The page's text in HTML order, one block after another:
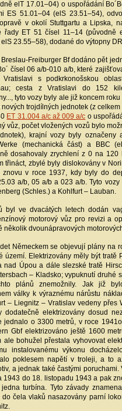
elT 17.01–04) o uspořádání
ES 51.01–04 (elS 23.51–54),
v okolí Stuttgartu a Lipska,
řady ET 51 čísel 11–14 (původně
23.55–58), dodané do výtopny
Freiburger Bf dodáno pět
čísel 06 a/b-010 a/b, které
s podkrkonošskou
cesta z Vratislavi do 152
tyto vozy byly ale již koncem
trojdílných jednotek (z
ET 31.004 a/c až 009 a/c o
vůz, počet vložených vozů bylo
krajní vozy byly
(mechanická část) a BBC
dosahovaly zrychlení z 0 na 120
třináct, zbylé byly dislokovány v
v roce 1937, kdy byly do
a/b, 05 a/b a 023 a/b. Tyto
(Schles.) a Kohlfurt – Lauban.
byl ve dvacátých letech dodán
motorový vůz pro revizi a
dvounápravových
Německem se objevují plány na
území. Elektrizovány měly být tratě
nad Úpou a dále slezské tratě
– Kladsko; vypuknutí druhé
plánů znemožnily. Jak již
války k výraznému nárůstu
– Liegnitz – Vratislav vedeny přes
dodatečně elektrizovány dosud
jednalo o 3300 metrů, v roce
Gbf elektrizováno ještě 1600
ale bohužel přestala vyhovovat
instalovanému výkonu
poklesem napětí v troleji, a to
a jednak také častými poruchami.
1943 do 18. listopadu 1943 a pak
turbína. Tyto závady
čela vlaků nasazovány parní